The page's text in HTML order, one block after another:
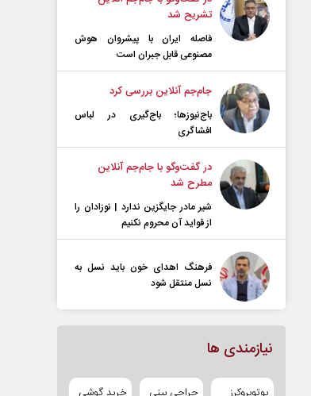
تشریح شد
فاصله ایران با پیشرو‌ان هوش
مصنوعی قابل جبران است
جام‌جم آنلاین بررسی کرد
باج‌نیوزها؛ باج‌گیری در لباس
افشاگری
در گفت‌و‌گو با جام‌جم آنلاین
مطرح شد
شیر مادر جایگزین ندارد | نوزادان را
از فواید آن محروم نکنیم
فرهنگ اهدای خون باید نسل به
نسل منتقل شود
نیازمندی ها